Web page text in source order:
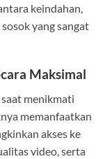
keindahan,
yang sangat
Maksimal
menikmati
memanfaatkan
akses ke
video, serta